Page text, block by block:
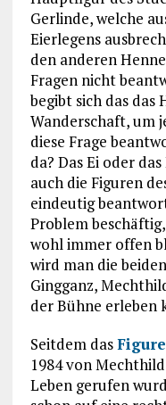
Gerlinde, welche
Eierlegens
den anderen
Fragen nicht
begibt sich das das
Wanderschaft, um
diese Frage
da? Das Ei oder
auch die Figuren
eindeutig
Problem
wohl immer offen
wird man die
Gingganz,
der Bühne erleben
Seitdem das
1984 von
Leben gerufen